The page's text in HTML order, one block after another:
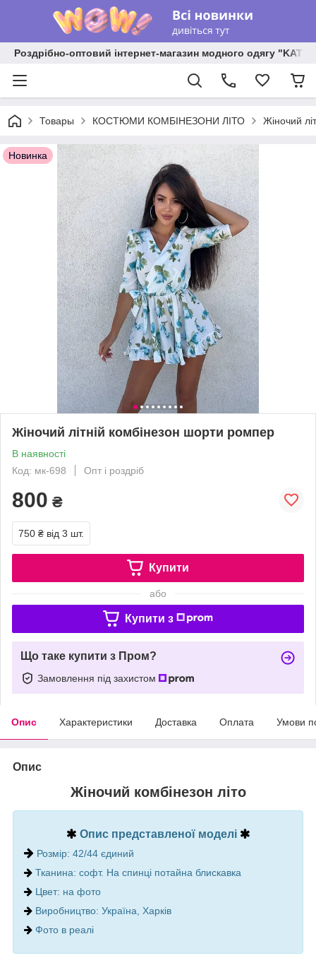
Роздрібно-оптовий інтернет-магазин модного одягу
Товары КОСТЮМИ КОМБІНЕЗОНИ ЛІТО Жіночий
Новинка
Жіночий літній комбінезон шорти ромпер
В наявності
Код: мк-698
Опт і роздріб
800 ₴
750 ₴ від 3 шт.
Купити
або
Купити з
Що таке купити з Пром?
Замовлення під захистом
Опис Характеристики Доставка Оплата Умови
Опис
Жіночий комбінезон літо
Опис представленої моделі
Розмір: 42/44 єдиний
Тканина: софт. На спинці потайна блискавка
Цвет: на фото
Виробництво: Україна, Харків
Фото в реалі